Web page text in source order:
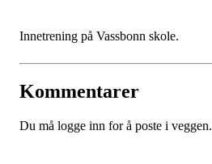
Innetrening på Vassbonn skole.
Kommentarer
Du må logge inn for å poste i veggen.